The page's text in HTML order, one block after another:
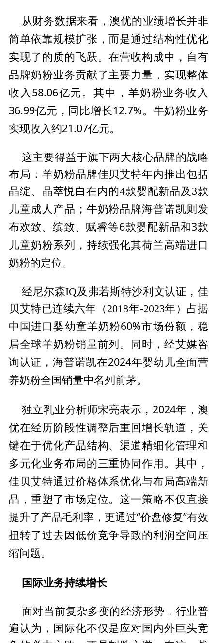
从财务数据来看，澳优的业绩增长并非
简单依靠规模扩张，而是通过结构性优化
实现了的质的飞跃。在营收构成中，自有
品牌奶粉业务贡献了主要力量，实现整体
收入58.06亿元。其中，羊奶粉业务收入
36.99亿元，同比增长12.7%。牛奶粉业务
实现收入约21.07亿元。
这主要得益于旗下两大核心品牌的战略
布局：羊奶粉品牌佳贝艾特年内推出包括
晶绽、晶萃悦白在内的4款婴配新品及3款
儿童成人产品；牛奶粉品牌海普诺凯则发
布欢致、缤致、赋睿等6款婴配新品和3款
儿童奶粉系列，持续强化其荷兰高端进口
奶粉的定位。
经尼尔森IQ及弗若斯特沙利文认证，佳
贝艾特已连续六年（2018年-2023年）占据
中国进口婴幼童羊奶粉60%市场份额，稳
居全球羊奶粉销量前列。同时，经艾媒咨
询认证，海普诺凯在2024年婴幼儿全面营
养奶粉全国销量中名列前茅。
独立乳业分析师宋亮表示，2024年，澳
优在经历阶段性调整后重回增长轨道，关
键在于优化产品结构、渠道精细化管理和
多元化业务布局的三重协同作用。其中，
佳贝艾特通过价格体系优化与布局高端新
品，重塑了市场定位。这一策略不仅直接
提升了产品毛利率，更通过“价盘修复”有效
扭转了过去因低价竞争导致的利润空间压
缩问题。
国际业务持续增长
面对当前复杂多变的经济形势，行业普
遍认为，国际化不仅是应对国内外巨头竞